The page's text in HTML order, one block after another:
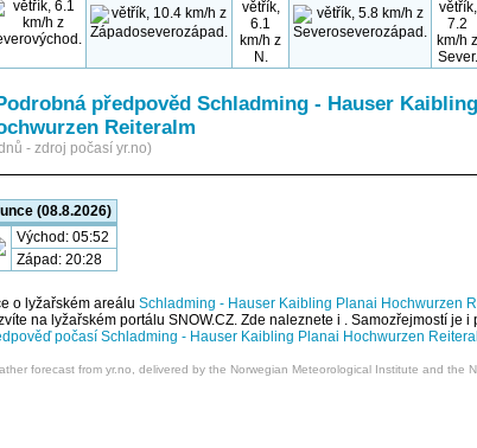
předpověd Schladming - Hauser
Reiteralm
- zdroj počasí yr.no)
(08.8.2026)
Východ: 05:52
Západ: 20:28
o lyžařském areálu Schladming - Hauser Kaibling Planai Hochwurzen
na lyžařském portálu SNOW.CZ. Zde naleznete i . Samozřejmostí je i
počasí Schladming - Hauser Kaibling Planai Hochwurzen
forecast from yr.no, delivered by the Norwegian Meteorological Institute and the